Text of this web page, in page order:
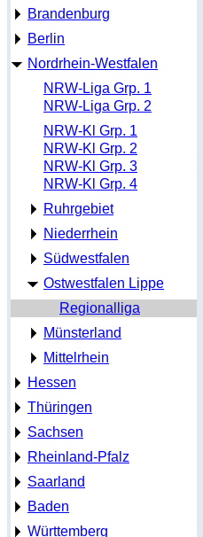
Brandenburg
Berlin
Nordrhein-Westfalen
NRW-Liga Grp. 1
NRW-Liga Grp. 2
NRW-Kl Grp. 1
NRW-Kl Grp. 2
NRW-Kl Grp. 3
NRW-Kl Grp. 4
Ruhrgebiet
Niederrhein
Südwestfalen
Ostwestfalen Lippe
Regionalliga
Münsterland
Mittelrhein
Hessen
Thüringen
Sachsen
Rheinland-Pfalz
Saarland
Baden
Württemberg